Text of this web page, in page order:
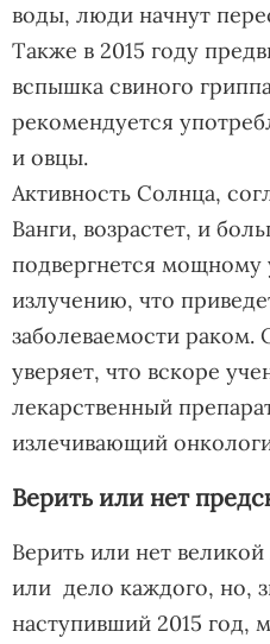
воды, люди начнут
Также в 2015 году
вспышка свиного
рекомендуется
и овцы.
Активность Солнца,
Ванги, возрастет, и
подвергнется мощному
излучению, что
заболеваемости раком.
уверяет, что вскоре
лекарственный
излечивающий
Верить или нет
Верить или нет
или дело каждого, но,
наступивший 2015 год,